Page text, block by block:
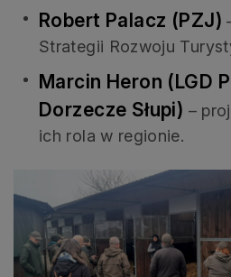
Robert Palacz (PZJ)
Strategii Rozwoju
Marcin Heron (LGD
Dorzecze Słupi) –
ich rola w regionie.